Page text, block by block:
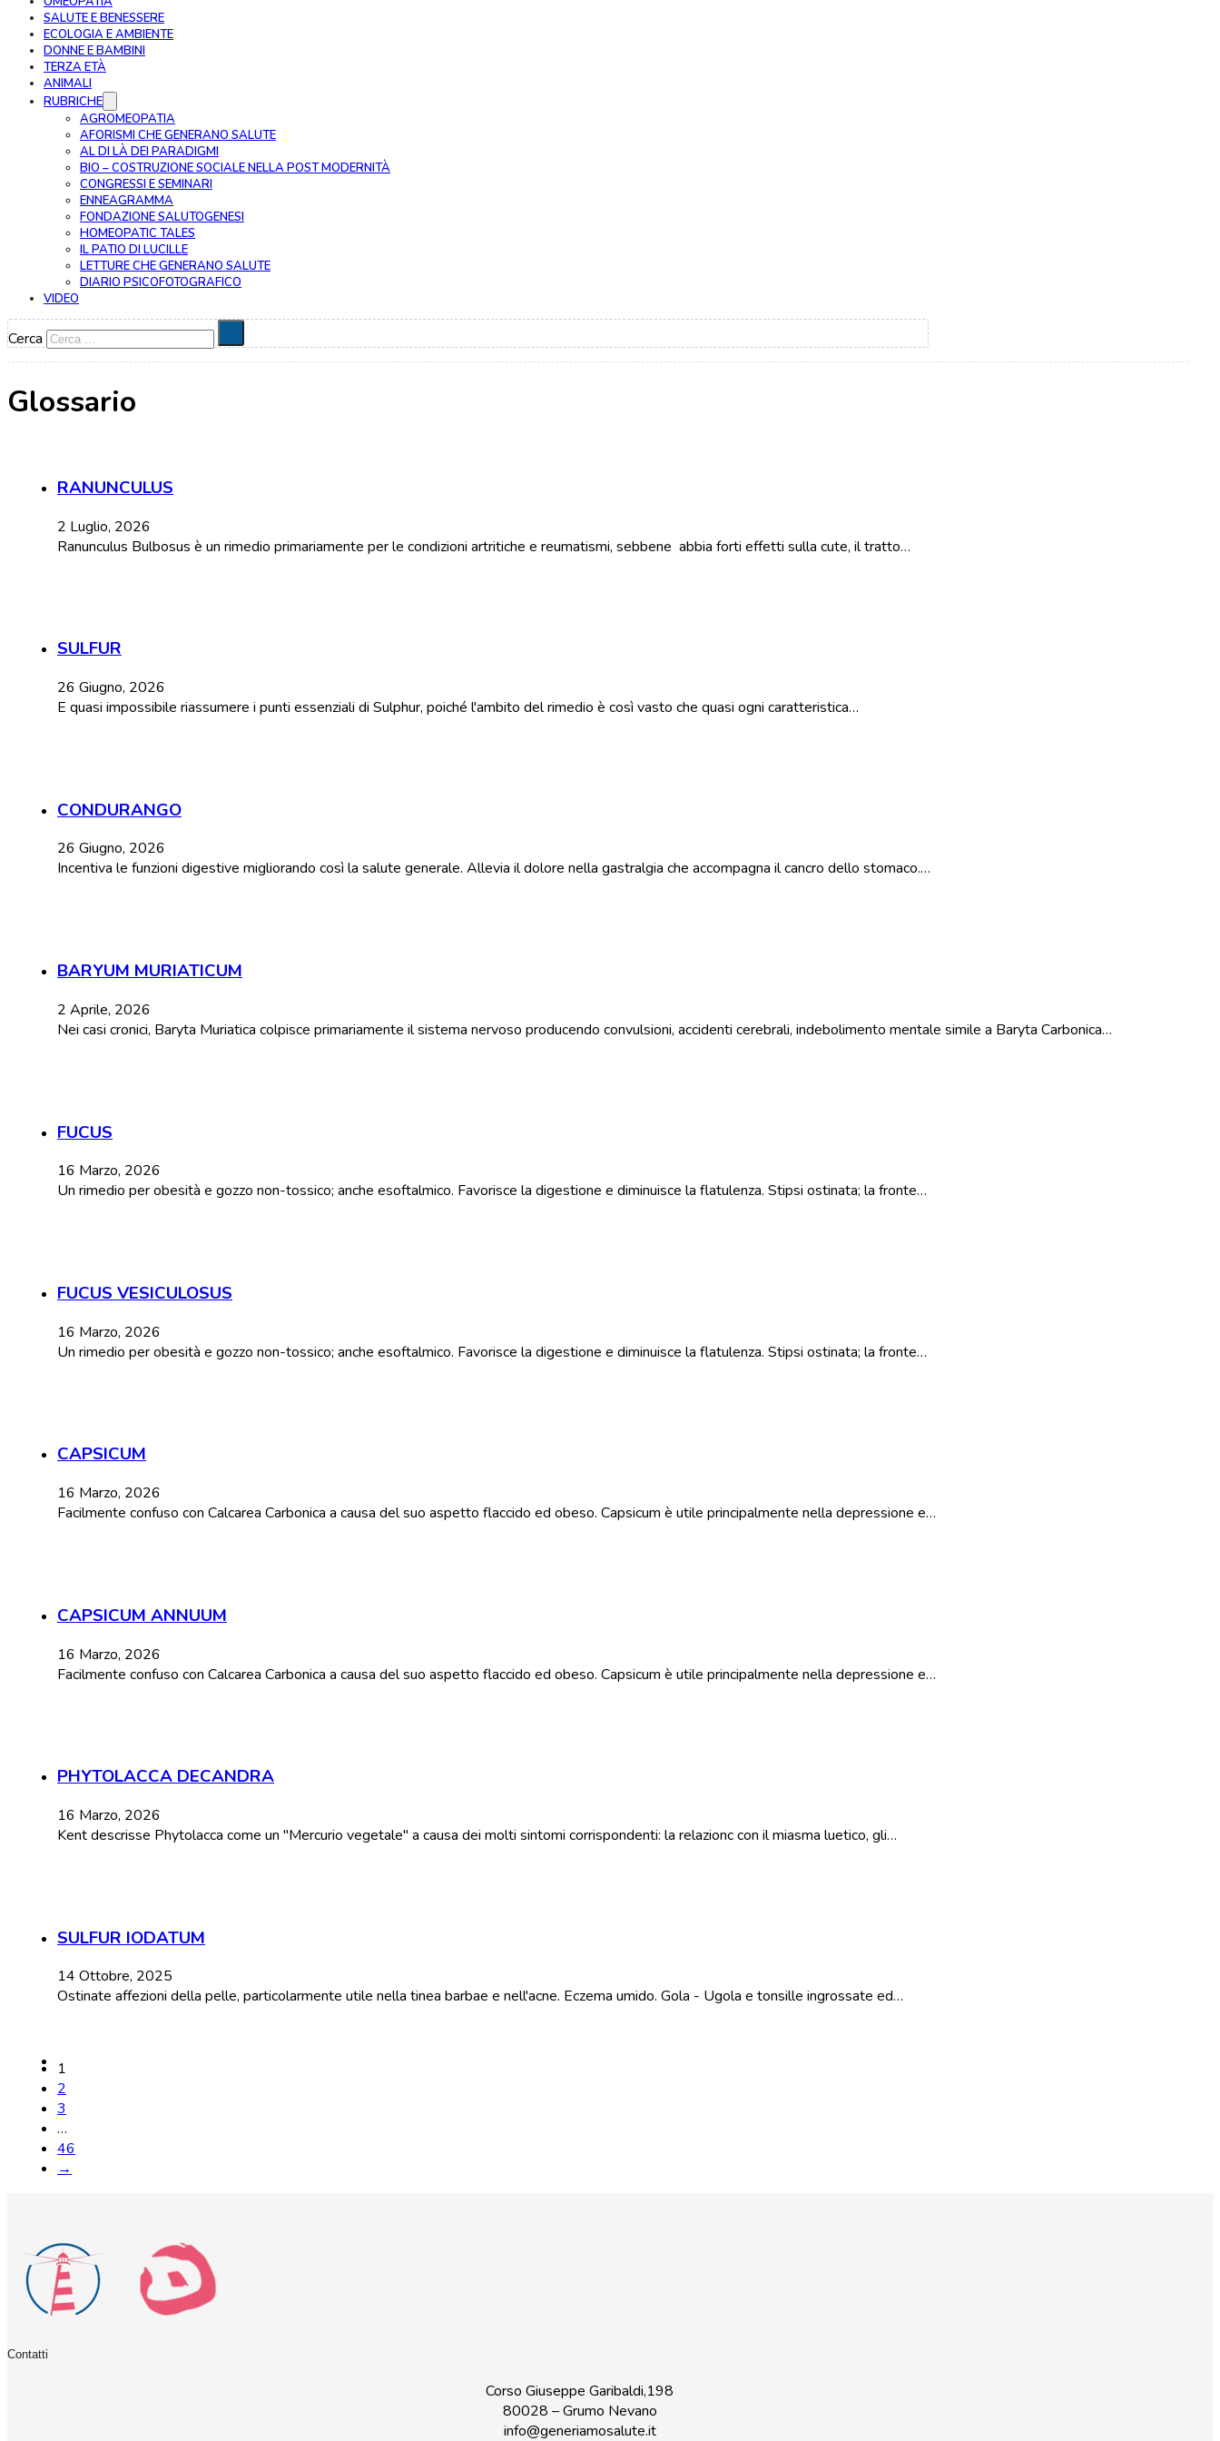
SALUTE E BENESSERE
ECOLOGIA E AMBIENTE
DONNE E BAMBINI
TERZA ETÀ
ANIMALI
RUBRICHE
AGROMEOPATIA
AFORISMI CHE GENERANO SALUTE
AL DI LÀ DEI PARADIGMI
BIO – COSTRUZIONE SOCIALE NELLA POST MODERNITÀ
CONGRESSI E SEMINARI
ENNEAGRAMMA
FONDAZIONE SALUTOGENESI
HOMEOPATIC TALES
IL PATIO DI LUCILLE
LETTURE CHE GENERANO SALUTE
DIARIO PSICOFOTOGRAFICO
VIDEO
Cerca
Glossario
RANUNCULUS
2 Luglio, 2026
Ranunculus Bulbosus è un rimedio primariamente per le condizioni artritiche e reumatismi, sebbene abbia forti effetti sulla cute, il tratto…
SULFUR
26 Giugno, 2026
E quasi impossibile riassumere i punti essenziali di Sulphur, poiché l'ambito del rimedio è così vasto che quasi ogni caratteristica…
CONDURANGO
26 Giugno, 2026
Incentiva le funzioni digestive migliorando così la salute generale. Allevia il dolore nella gastralgia che accompagna il cancro dello stomaco.…
BARYUM MURIATICUM
2 Aprile, 2026
Nei casi cronici, Baryta Muriatica colpisce primariamente il sistema nervoso producendo convulsioni, accidenti cerebrali, indebolimento mentale simile a Baryta Carbonica…
FUCUS
16 Marzo, 2026
Un rimedio per obesità e gozzo non-tossico; anche esoftalmico. Favorisce la digestione e diminuisce la flatulenza. Stipsi ostinata; la fronte…
FUCUS VESICULOSUS
16 Marzo, 2026
Un rimedio per obesità e gozzo non-tossico; anche esoftalmico. Favorisce la digestione e diminuisce la flatulenza. Stipsi ostinata; la fronte…
CAPSICUM
16 Marzo, 2026
Facilmente confuso con Calcarea Carbonica a causa del suo aspetto flaccido ed obeso. Capsicum è utile principalmente nella depressione e…
CAPSICUM ANNUUM
16 Marzo, 2026
Facilmente confuso con Calcarea Carbonica a causa del suo aspetto flaccido ed obeso. Capsicum è utile principalmente nella depressione e…
PHYTOLACCA DECANDRA
16 Marzo, 2026
Kent descrisse Phytolacca come un "Mercurio vegetale" a causa dei molti sintomi corrispondenti: la relazionc con il miasma luetico, gli…
SULFUR IODATUM
14 Ottobre, 2025
Ostinate affezioni della pelle, particolarmente utile nella tinea barbae e nell'acne. Eczema umido. Gola - Ugola e tonsille ingrossate ed…
1
2
3
…
46
→
Contatti
Corso Giuseppe Garibaldi,198
80028 – Grumo Nevano
info@generiamosalute.it